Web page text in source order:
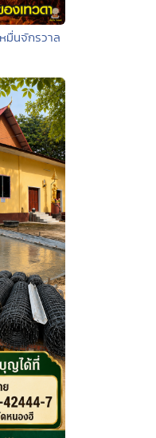
มื่นจักรวาล